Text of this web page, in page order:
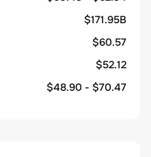
$171.95B
$60.57
$52.12
$48.90 - $70.47